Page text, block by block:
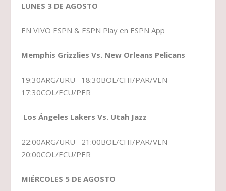
LUNES 3 DE AGOSTO
EN VIVO ESPN & ESPN Play en ESPN App
Memphis Grizzlies Vs. New Orleans Pelicans
19:30ARG/URU 18:30BOL/CHI/PAR/VEN
17:30COL/ECU/PER
Los Ángeles Lakers Vs. Utah Jazz
22:00ARG/URU 21:00BOL/CHI/PAR/VEN
20:00COL/ECU/PER
MIÉRCOLES 5 DE AGOSTO